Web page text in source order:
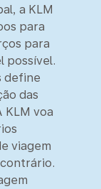
a KLM
para
para
possível.
define
das
KLM voa
viagem
contrário.